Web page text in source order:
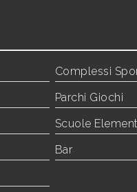
Complessi
Parchi Giochi
Scuole
Bar